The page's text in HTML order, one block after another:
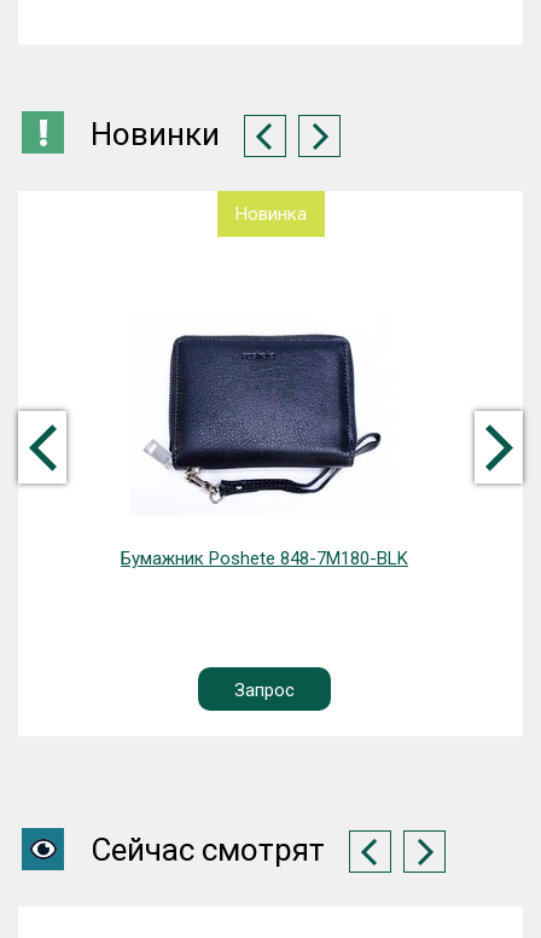
Новинки
Новинка
Бумажник Poshete 848-7M180-BLK
Запрос
Сейчас смотрят